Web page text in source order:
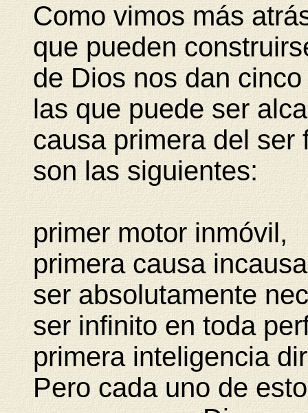
Como vimos más
que pueden
de Dios nos dan
las que puede ser
causa primera del ser
son las siguientes:
primer motor inmóvil,
primera causa
ser absolutamente
ser infinito en toda
primera inteligencia
Pero cada uno de